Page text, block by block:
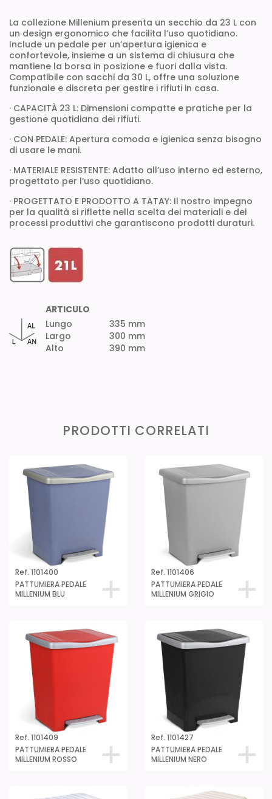
La collezione Millenium presenta un secchio da 23 L con
un design ergonomico che facilita l’uso quotidiano.
Include un pedale per un’apertura igienica e
confortevole, insieme a un sistema di chiusura che
mantiene la borsa in posizione e fuori dalla vista.
Compatibile con sacchi da 30 L, offre una soluzione
funzionale e discreta per gestire i rifiuti in casa.
· CAPACITÀ 23 L: Dimensioni compatte e pratiche per la
gestione quotidiana dei rifiuti.
· CON PEDALE: Apertura comoda e igienica senza bisogno
di usare le mani.
· MATERIALE RESISTENTE: Adatto all’uso interno ed esterno,
progettato per l’uso quotidiano.
· PROGETTATO E PRODOTTO A TATAY: Il nostro impegno
per la qualità si riflette nella scelta dei materiali e dei
processi produttivi che garantiscono prodotti duraturi.
ARTICULO
Lungo
Largo
Alto
335 mm
300 mm
390 mm
PRODOTTI CORRELATI
Ref. 1101400
PATTUMIERA PEDALE
MILLENIUM BLU
Ref. 1101406
PATTUMIERA PEDALE
MILLENIUM GRIGIO
Ref. 1101409
PATTUMIERA PEDALE
MILLENIUM ROSSO
Ref. 1101427
PATTUMIERA PEDALE
MILLENIUM NERO